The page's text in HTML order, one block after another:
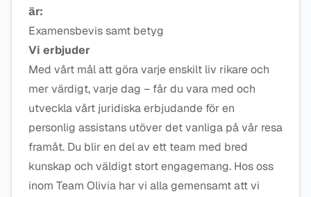
är:
Examensbevis samt betyg
Vi erbjuder
Med vårt mål att göra varje enskilt liv rikare och
mer värdigt, varje dag – får du vara med och
utveckla vårt juridiska erbjudande för en
personlig assistans utöver det vanliga på vår resa
framåt. Du blir en del av ett team med bred
kunskap och väldigt stort engagemang. Hos oss
inom Team Olivia har vi alla gemensamt att vi